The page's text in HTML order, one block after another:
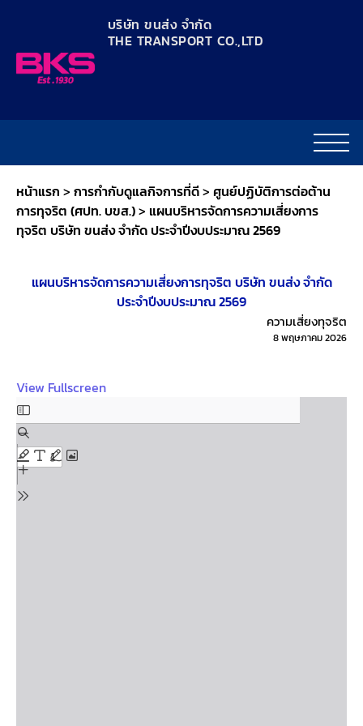
บริษัท ขนส่ง จำกัด
THE TRANSPORT CO.,LTD​
หน้าแรก > การกำกับดูแลกิจการที่ดี> ศูนย์ปฏิบัติการต่อต้าน
การทุจริต (ศปท. บขส.)> แผนบริหารจัดการความเสี่ยงการ
ทุจริต บริษัท ขนส่ง จำกัด ประจำปีงบประมาณ 2569
แผนบริหารจัดการความเสี่ยงการทุจริต บริษัท ขนส่ง จำกัด
ประจำปีงบประมาณ 2569
ความเสี่ยงทุจริต
8 พฤษภาคม 2026
View Fullscreen